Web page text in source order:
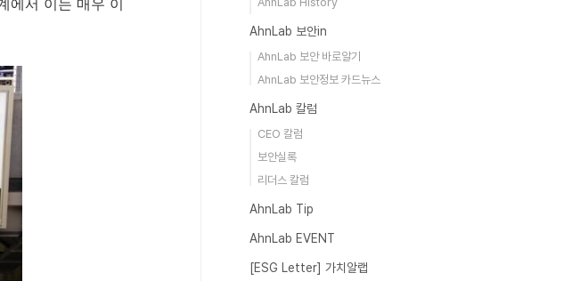
에서 이는 매우 이
AhnLab 보안in
AhnLab 보안 바로알기
AhnLab 보안정보 카드뉴스
AhnLab 칼럼
CEO 칼럼
보안실록
리더스 칼럼
AhnLab Tip
AhnLab EVENT
[ESG Letter] 가치알랩